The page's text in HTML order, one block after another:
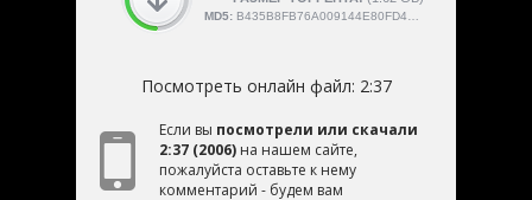
MD5: B435B8FB76A009144E80FD49524D0A56
Посмотреть онлайн файл: 2:37
Если вы посмотрели или скачали
2:37 (2006) на нашем сайте,
пожалуйста оставьте к нему
комментарий - будем вам